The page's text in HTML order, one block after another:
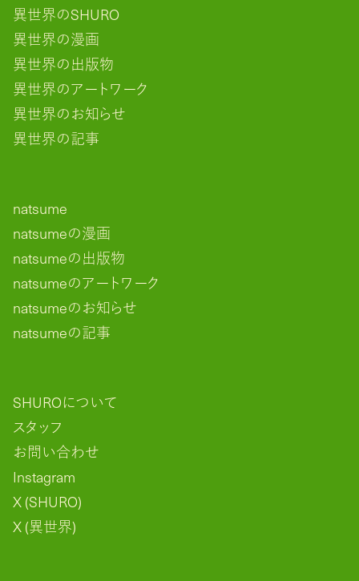
異世界のSHURO
異世界の漫画
異世界の出版物
異世界のアートワーク
異世界のお知らせ
異世界の記事
natsume
natsumeの漫画
natsumeの出版物
natsumeのアートワーク
natsumeのお知らせ
natsumeの記事
SHUROについて
スタッフ
お問い合わせ
Instagram
X (SHURO)
X (異世界)